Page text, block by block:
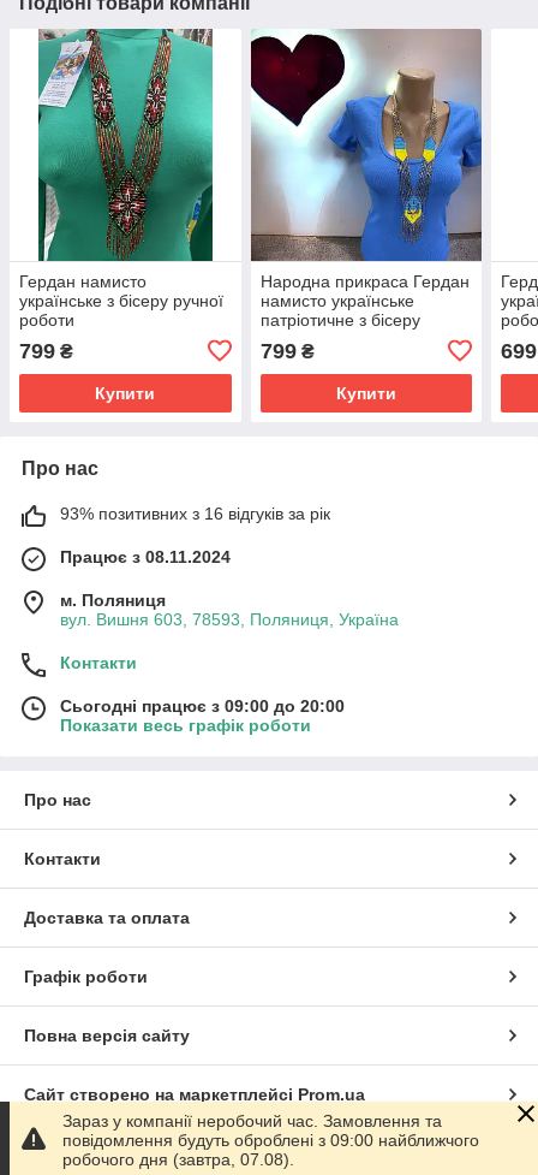
Гердан намисто
українське з бісеру ручної
роботи
799 ₴
Купити
Народна прикраса Гердан
намисто українське
патріотичне з бісеру
ручної роботи 47* 4.5 см
799₴
Купити
699
Про нас
93% позитивних з 16 відгуків за рік
Працює з 08.11.2024
м. Поляниця
вул. Вишня 603, 78593, Поляниця, Україна
Контакти
Сьогодні працює з 09:00 до 20:00
Показати весь графік роботи
Про нас
Контакти
Доставка та оплата
Графік роботи
Повна версія сайту
Сайт створено на маркетплейсі Prom.ua
Політика конфіденційності
Зараз у компанії неробочий час. Замовлення та
повідомлення будуть оброблені з 09:00 найближчого
робочого дня (завтра, 07.08).